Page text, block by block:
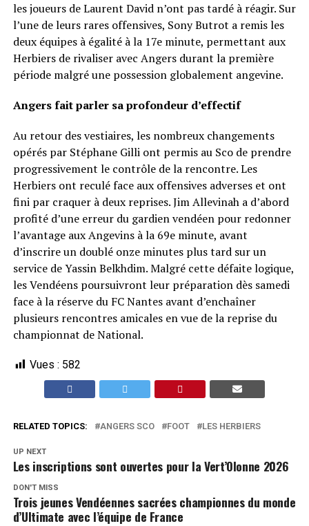
les joueurs de Laurent David n’ont pas tardé à réagir. Sur
l’une de leurs rares offensives, Sony Butrot a remis les
deux équipes à égalité à la 17e minute, permettant aux
Herbiers de rivaliser avec Angers durant la première
période malgré une possession globalement angevine.
Angers fait parler sa profondeur d’effectif
Au retour des vestiaires, les nombreux changements
opérés par Stéphane Gilli ont permis au Sco de prendre
progressivement le contrôle de la rencontre. Les
Herbiers ont reculé face aux offensives adverses et ont
fini par craquer à deux reprises. Jim Allevinah a d’abord
profité d’une erreur du gardien vendéen pour redonner
l’avantage aux Angevins à la 69e minute, avant
d’inscrire un doublé onze minutes plus tard sur un
service de Yassin Belkhdim. Malgré cette défaite logique,
les Vendéens poursuivront leur préparation dès samedi
face à la réserve du FC Nantes avant d’enchaîner
plusieurs rencontres amicales en vue de la reprise du
championnat de National.
Vues : 582
RELATED TOPICS: ANGERS SCO FOOT LES HERBIERS
UP NEXT
Les inscriptions sont ouvertes pour la Vert’Olonne 2026
DON'T MISS
Trois jeunes Vendéennes sacrées championnes du monde
d’Ultimate avec l’équipe de France